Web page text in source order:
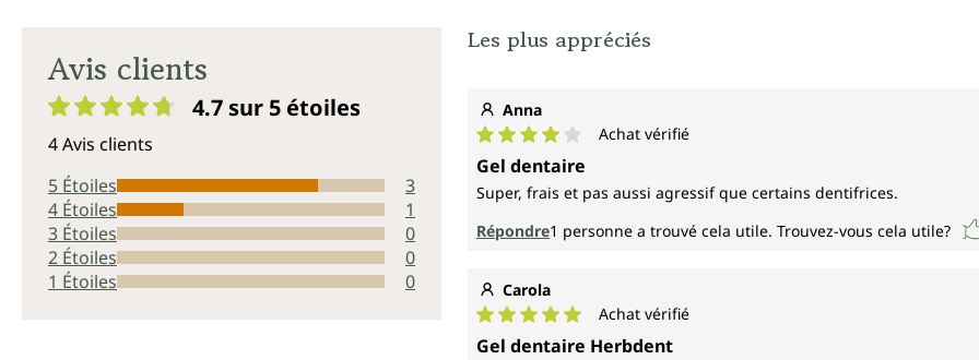
Avis clients
4.7 sur 5 étoiles
4 Avis clients
5 Étoiles
3
4 Étoiles
1
3 Étoiles
0
2 Étoiles
0
1 Étoiles
0
Les plus appréciés
Anna
Note moyenne de 4 sur 5 étoiles
Achat vérifié
Gel dentaire
Super, frais et pas aussi agressif que certains dentifrices.
Répondre1 personne a trouvé cela utile. Trouvez-vous cela utile?
Carola
Note moyenne de 5 sur 5 étoiles
Achat vérifié
Gel dentaire Herbdent